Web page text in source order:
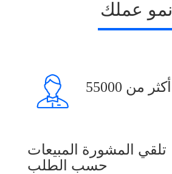
نمو عملك
الوصول إلى أكثر من 55000
تلقي المشورة المبيعات
حسب الطلب